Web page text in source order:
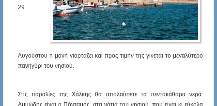
29
Αυγούστου η μονή γιορτάζει και προς τιμήν της γίνεται το μεγαλύτερο
πανηγύρι του νησιού.
Στις παραλίες της Χάλκης θα απολαύσετε τα πεντακάθαρα νερά.
Αμμώδης είναι ο Πόνταμος, στα νότια του νησιού, που είναι κι εύκολα